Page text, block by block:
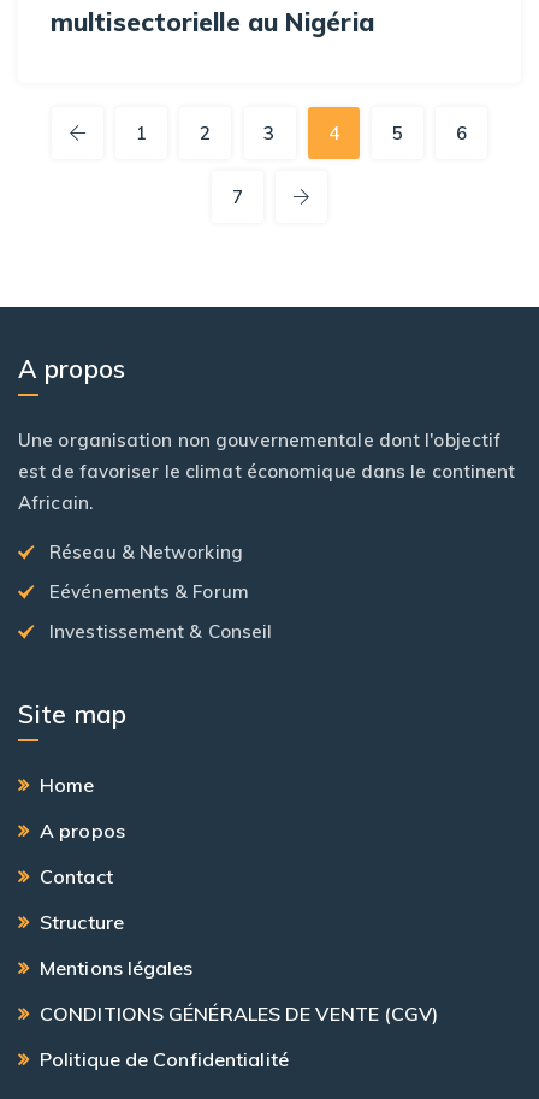
multisectorielle au Nigéria
1 2 3 4 5 6
7
A propos
Une organisation non gouvernementale dont l'objectif
est de favoriser le climat économique dans le continent
Africain.
Réseau & Networking
Eévénements & Forum
Investissement & Conseil
Site map
Home
A propos
Contact
Structure
Mentions légales
CONDITIONS GÉNÉRALES DE VENTE (CGV)
Politique de Confidentialité